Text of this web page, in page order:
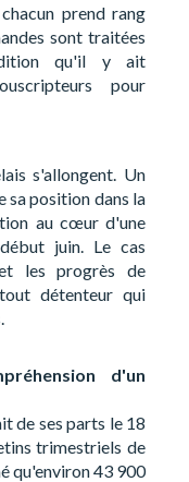
prend rang
sont traitées
qu'il y ait
pour
s'allongent. Un
sa position dans la
au cœur d'une
juin. Le cas
les progrès de
détenteur qui
d'un
de ses parts le 18
trimestriels de
qu'environ 43 900